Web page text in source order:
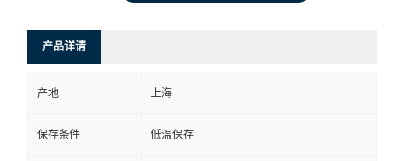
产品详请
产地 上海
保存条件 低温保存